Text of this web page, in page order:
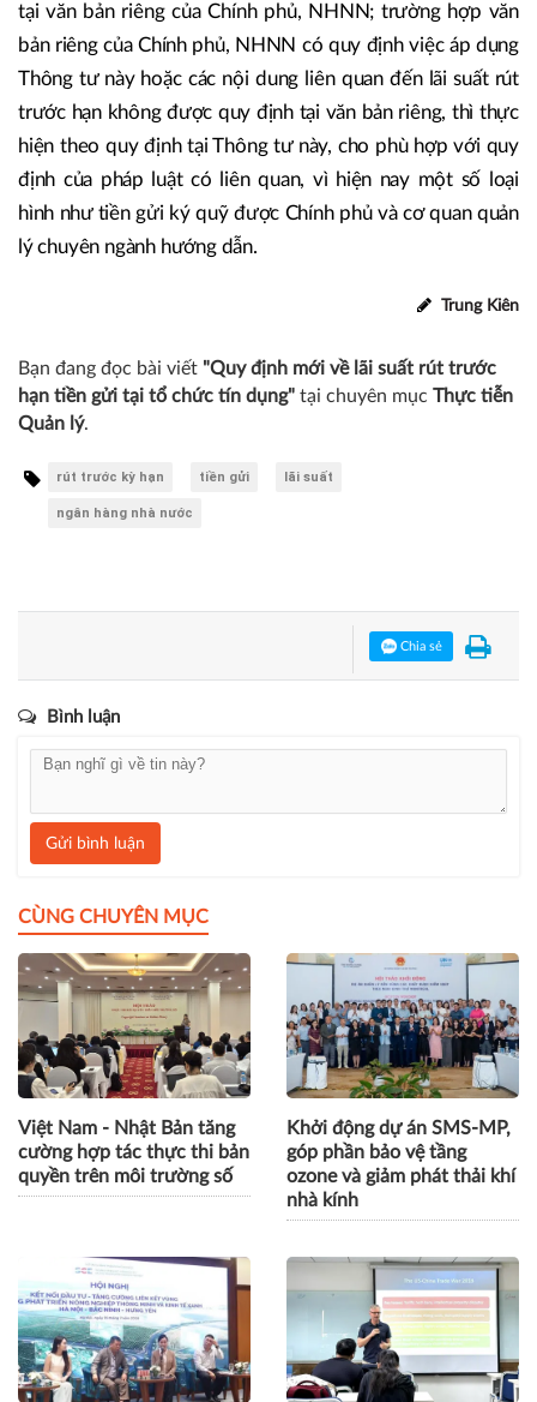
tại văn bản riêng của Chính phủ, NHNN; trường hợp văn
bản riêng của Chính phủ, NHNN có quy định việc áp dụng
Thông tư này hoặc các nội dung liên quan đến lãi suất rút
trước hạn không được quy định tại văn bản riêng, thì thực
hiện theo quy định tại Thông tư này, cho phù hợp với quy
định của pháp luật có liên quan, vì hiện nay một số loại
hình như tiền gửi ký quỹ được Chính phủ và cơ quan quản
lý chuyên ngành hướng dẫn.
Trung Kiên
Bạn đang đọc bài viết "Quy định mới về lãi suất rút trước
hạn tiền gửi tại tổ chức tín dụng" tại chuyên mục Thực tiễn
Quản lý.
rút trước kỳ hạn tiền gửi lãi suất
ngân hàng nhà nước
Chia sẻ
Bình luận
Gửi bình luận
CÙNG CHUYÊN MỤC
Việt Nam - Nhật Bản tăng
cường hợp tác thực thi bản
quyền trên môi trường số
Khởi động dự án SMS-MP,
góp phần bảo vệ tầng
ozone và giảm phát thải khí
nhà kính